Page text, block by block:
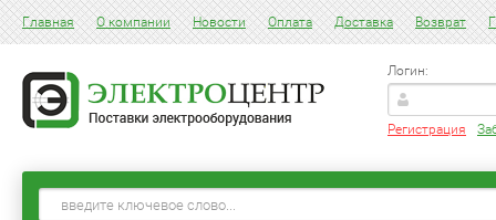
Главная О компании Новости Оплата Доставка Возврат
Логин:
Регистрация